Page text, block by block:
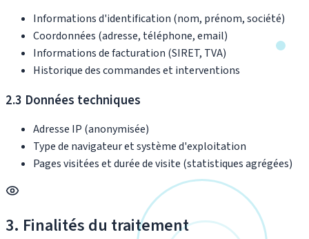
Informations d'identification (nom, prénom, société)
Coordonnées (adresse, téléphone, email)
Informations de facturation (SIRET, TVA)
Historique des commandes et interventions
2.3 Données techniques
Adresse IP (anonymisée)
Type de navigateur et système d'exploitation
Pages visitées et durée de visite (statistiques agrégées)
3. Finalités du traitement